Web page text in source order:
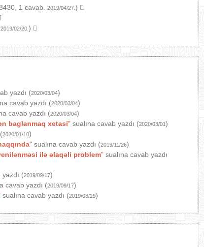
1 cavab. 2019/04/27. )
2019/02/20. )
yazdı (2020/03/04)
cavab yazdı (2020/03/04)
cavab yazdı (2020/03/04)
baglanmaq xetasi" sualına cavab yazdı (2020/03/01)
2020/01/10)
" sualına cavab yazdı (2019/11/26)
ilə əlaqəli problem" sualına cavab yazdı
yazdı (2019/09/17)
cavab yazdı (2019/09/17)
sualına cavab yazdı (2019/08/29)